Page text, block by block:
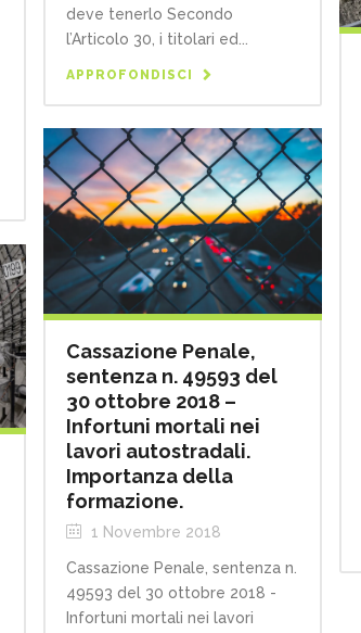
deve tenerlo Secondo
l’Articolo 30, i titolari ed...
APPROFONDISCI
Cassazione Penale,
sentenza n. 49593 del
30 ottobre 2018 –
Infortuni mortali nei
lavori autostradali.
Importanza della
formazione.
1 Novembre 2018
Cassazione Penale, sentenza n.
49593 del 30 ottobre 2018 -
Infortuni mortali nei lavori